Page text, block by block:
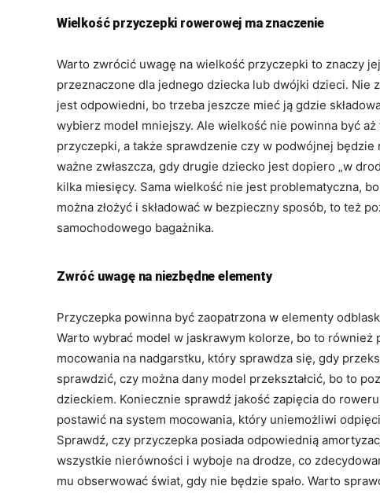
Wielkość przyczepki rowerowej ma znaczenie
Warto zwrócić uwagę na wielkość przyczepki to znaczy
przeznaczone dla jednego dziecka lub dwójki dzieci.
jest odpowiedni, bo trzeba jeszcze mieć ją gdzie
wybierz model mniejszy. Ale wielkość nie powinna być
przyczepki, a także sprawdzenie czy w podwójnej
ważne zwłaszcza, gdy drugie dziecko jest dopiero „w
kilka miesięcy. Sama wielkość nie jest problematyczna,
można złożyć i składować w bezpieczny sposób, to też
samochodowego bagażnika.
Zwróć uwagę na niezbędne elementy
Przyczepka powinna być zaopatrzona w elementy
Warto wybrać model w jaskrawym kolorze, bo to
mocowania na nadgarstku, który sprawdza się, gdy
sprawdzić, czy można dany model przekształcić, bo to
dzieckiem. Koniecznie sprawdź jakość zapięcia do
postawić na system mocowania, który uniemożliwi
Sprawdź, czy przyczepka posiada odpowiednią
wszystkie nierówności i wyboje na drodze, co
mu obserwować świat, gdy nie będzie spało. Warto